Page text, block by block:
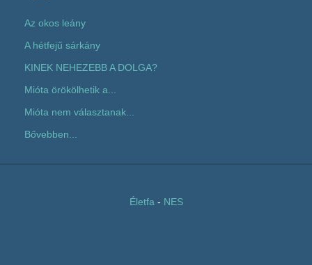
Az okos leány
A hétfejű sárkány
KINEK NEHEZEBB A DOLGA?
Mióta örökölhetik a...
Mióta nem választanak...
Bővebben...
Életfa - NES